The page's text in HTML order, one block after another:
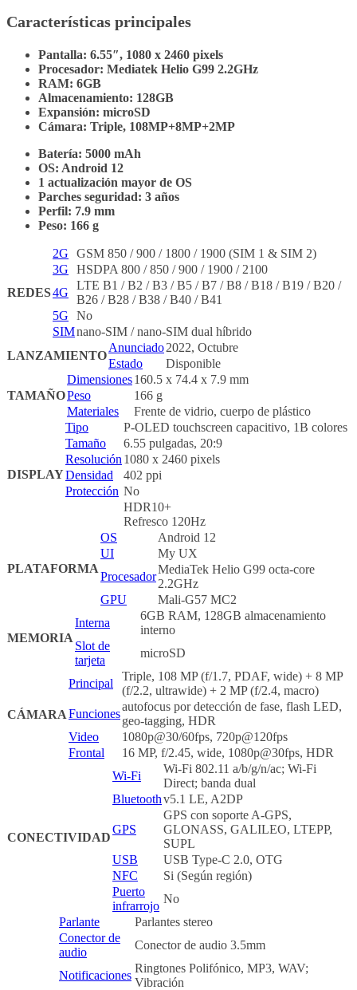
Características principales
Pantalla: 6.55″, 1080 x 2460 pixels
Procesador: Mediatek Helio G99 2.2GHz
RAM: 6GB
Almacenamiento: 128GB
Expansión: microSD
Cámara: Triple, 108MP+8MP+2MP
Batería: 5000 mAh
OS: Android 12
1 actualización mayor de OS
Parches seguridad: 3 años
Perfil: 7.9 mm
Peso: 166 g
REDES
2G
GSM 850 / 900 / 1800 / 1900 (SIM 1 & SIM 2)
3G
HSDPA 800 / 850 / 900 / 1900 / 2100
4G
LTE B1 / B2 / B3 / B5 / B7 / B8 / B18 / B19 / B20 /
B26 / B28 / B38 / B40 / B41
5G
No
SIMnano-SIM / nano-SIM dual híbrido
LANZAMIENTO
Anunciado2022, Octubre
Estado
Disponible
TAMAÑO
Dimensiones160.5 x 74.4 x 7.9 mm
Peso
166 g
Materiales
Frente de vidrio, cuerpo de plástico
DISPLAY
Tipo
P-OLED touchscreen capacitivo, 1B colores
Tamaño
6.55 pulgadas, 20:9
Resolución 1080 x 2460 pixels
Densidad
402 ppi
Protección No
HDR10+
Refresco 120Hz
PLATAFORMA
OS
Android 12
UI
My UX
Procesador
MediaTek Helio G99 octa-core
2.2GHz
GPU
Mali-G57 MC2
MEMORIA
Interna
6GB RAM, 128GB almacenamiento
interno
Slot de
tarjeta
microSD
CÁMARA
Principal
Triple, 108 MP (f/1.7, PDAF, wide) + 8 MP
(f/2.2, ultrawide) + 2 MP (f/2.4, macro)
Funciones
autofocus por detección de fase, flash LED,
geo-tagging, HDR
Video
1080p@30/60fps, 720p@120fps
Frontal
16 MP, f/2.45, wide, 1080p@30fps, HDR
CONECTIVIDAD
Wi-Fi
Wi-Fi 802.11 a/b/g/n/ac; Wi-Fi
Direct; banda dual
Bluetoothv5.1 LE, A2DP
GPS
GPS con soporte A-GPS,
GLONASS, GALILEO, LTEPP,
SUPL
USB
USB Type-C 2.0, OTG
NFC
Si (Según región)
Puerto
infrarrojo
No
Parlante
Parlantes stereo
Conector de
audio
Conector de audio 3.5mm
Notificaciones
Ringtones Polifónico, MP3, WAV;
Vibración